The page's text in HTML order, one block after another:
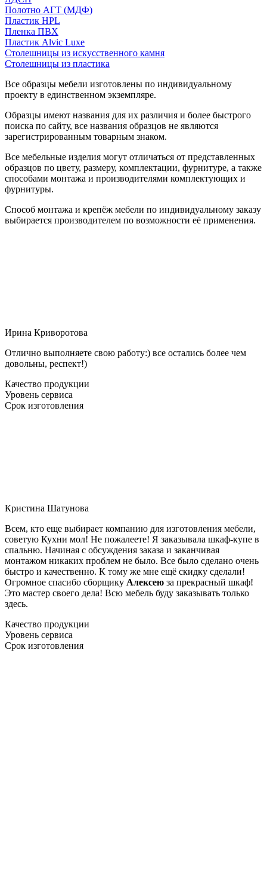
Полотно АГТ (МДФ)
Пластик HPL
Пленка ПВХ
Пластик Alvic Luxe
Столешницы из искусственного камня
Столешницы из пластика
Все образцы мебели изготовлены по индивидуальному
проекту в единственном экземпляре.
Образцы имеют названия для их различия и более быстрого
поиска по сайту, все названия образцов не являются
зарегистрированным товарным знаком.
Все мебельные изделия могут отличаться от представленных
образцов по цвету, размеру, комплектации, фурнитуре, а также
способами монтажа и производителями комплектующих и
фурнитуры.
Способ монтажа и крепёж мебели по индивидуальному заказу
выбирается производителем по возможности её применения.
Ирина Криворотова
Отлично выполняете свою работу:) все остались более чем
довольны, респект!)
Качество продукции
Уровень сервиса
Срок изготовления
Кристина Шатунова
Всем, кто еще выбирает компанию для изготовления мебели,
советую Кухни мол! Не пожалеете! Я заказывала шкаф-купе в
спальню. Начиная с обсуждения заказа и заканчивая
монтажом никаких проблем не было. Все было сделано очень
быстро и качественно. К тому же мне ещё скидку сделали!
Огромное спасибо сборщику Алексею за прекрасный шкаф!
Это мастер своего дела! Всю мебель буду заказывать только
здесь.
Качество продукции
Уровень сервиса
Срок изготовления